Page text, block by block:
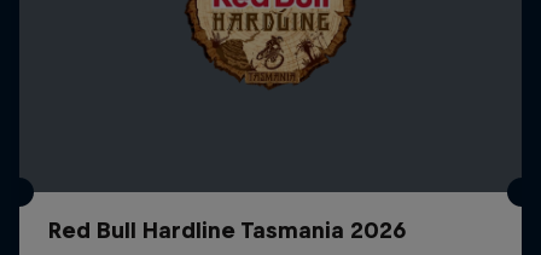
Red Bull Hardline Tasmania 2026